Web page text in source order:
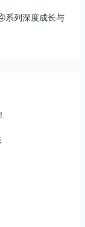
系列深度成长与